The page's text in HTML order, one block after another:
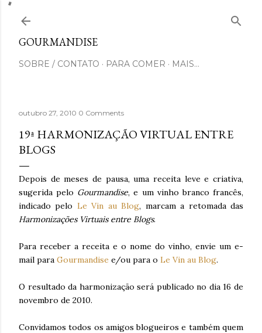
GOURMANDISE
SOBRE / CONTATO PARA COMER MAIS…
outubro 27, 2010 0 Comments
19ª HARMONIZAÇÃO VIRTUAL ENTRE
BLOGS
Depois de meses de pausa, uma receita leve e criativa,
sugerida pelo Gourmandise, e um vinho branco francês,
indicado pelo Le Vin au Blog, marcam a retomada das
Harmonizações Virtuais entre Blogs.
Para receber a receita e o nome do vinho, envie um e-
mail para Gourmandise e/ou para o Le Vin au Blog.
O resultado da harmonização será publicado no dia 16 de
novembro de 2010.
Convidamos todos os amigos blogueiros e também quem